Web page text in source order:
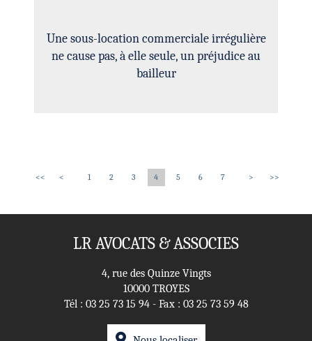
Une sous-location commerciale irrégulière
ne cause pas, à elle seule, un préjudice au
bailleur
<< < 1 2 3 4 5 6 7 > >>
LR AVOCATS & ASSOCIES
4, rue des Quinze Vingts
10000 TROYES
Tél : 03 25 73 15 94- Fax : 03 25 73 59 48